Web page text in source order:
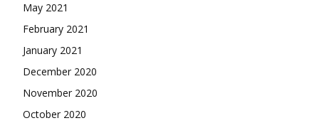
May 2021
February 2021
January 2021
December 2020
November 2020
October 2020